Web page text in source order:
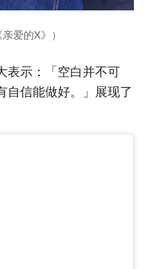
爱的X》）
表示：「空白并不可
自信能做好。」展现了